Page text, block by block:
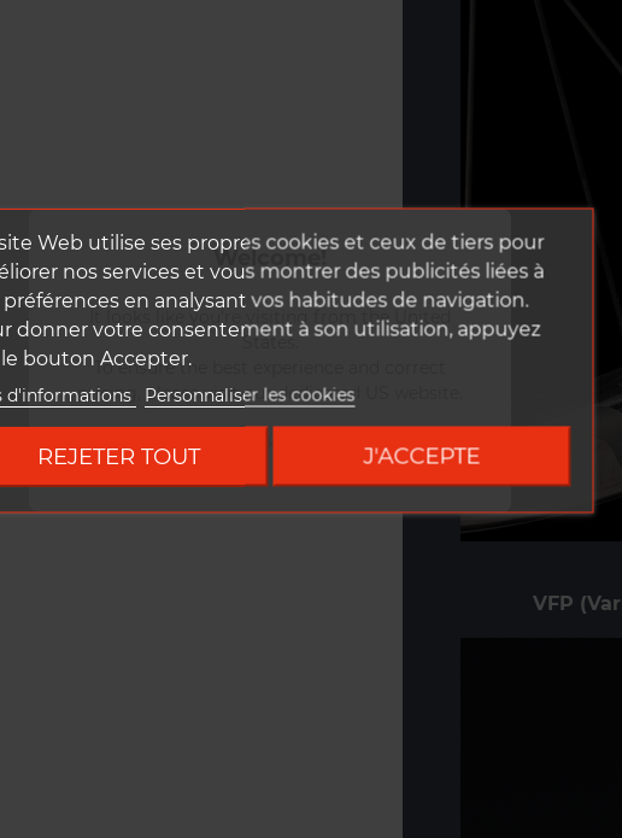
Welcome!
It looks like you're visiting from the United
States.
To ensure the best experience and correct
pricing, please visit our dedicated US website.
Go to DUKE US site
VFP
Web utilise ses propres cookies et ceux de tiers pour
nos services et vous montrer des publicités liées à
préférences en analysant vos habitudes de navigation.
donner votre consentement à son utilisation, appuyez
bouton Accepter.
d'informations Personnaliser les cookies
REJETER TOUT J'ACCEPTE